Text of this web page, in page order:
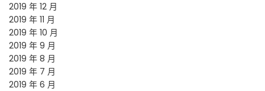
2019 年 12 月
2019 年 11 月
2019 年 10 月
2019 年 9 月
2019 年 8 月
2019 年 7 月
2019 年 6 月